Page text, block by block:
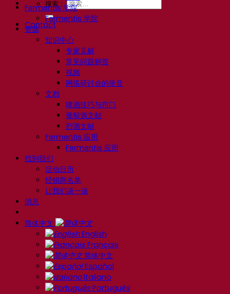
搜索：
Contact
Fermentis 学院
Fermentis 学院
资源
知识中心
专家见解
常见问题解答
视频
网络研讨会的录音
文档
啤酒技巧与窍门
葡萄酒文献
烈酒文献
Fermentis 应用
Fermentis 应用
找到我们
活动日历
经销商名单
让我们谈一谈
消息
简体中文
English
Français
简体中文
Español
Italiano
Português